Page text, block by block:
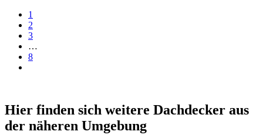
1
2
3
…
8
Hier finden sich weitere Dachdecker aus
der näheren Umgebung